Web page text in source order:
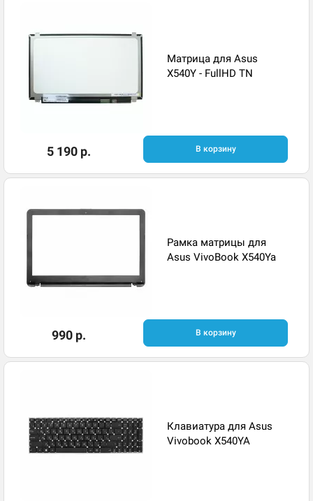
Матрица для Asus
X540Y - FullHD TN
5 190 р. В корзину
Рамка матрицы для
Asus VivoBook X540Ya
990 р. В корзину
Клавиатура для Asus
Vivobook X540YA